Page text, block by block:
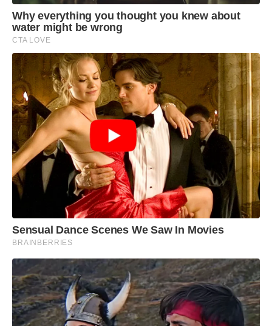
Why everything you thought you knew about
water might be wrong
CTA LOVE
Sensual Dance Scenes We Saw In Movies
BRAINBERRIES